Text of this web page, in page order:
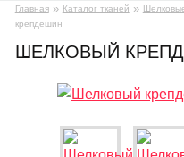
Главная » Каталог тканей »
крепдешин
ШЕЛКОВЫЙ